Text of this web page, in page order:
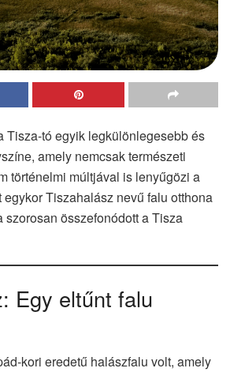
Tisza-tó egyik legkülönlegesebb és
amely nemcsak természeti
történelmi múltjával is lenyűgözi a
egykor Tiszahalász nevű falu otthona
szorosan összefonódott a Tisza
Egy eltűnt falu
kori eredetű halászfalu volt, amely